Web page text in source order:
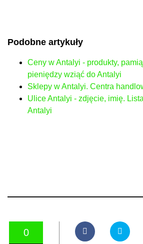
Podobne artykuły
Ceny w Antalyi - produkty,
pieniędzy wziąć do Antalyi
Sklepy w Antalyi. Centra
Ulice Antalyi - zdjęcie, imię.
Antalyi
0